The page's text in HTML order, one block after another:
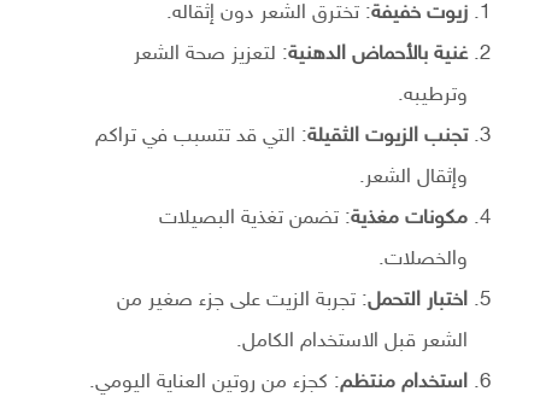
زيوت خفيفة: تخترق الشعر دون إثقاله.
غنية بالأحماض الدهنية: لتعزيز صحة الشعر
وترطيبه.
تجنب الزيوت الثقيلة: التي قد تتسبب في تراكم
وإثقال الشعر.
مكونات مغذية: تضمن تغذية البصيلات
والخصلات.
اختبار التحمل: تجربة الزيت على جزء صغير من
الشعر قبل الاستخدام الكامل.
استخدام منتظم: كجزء من روتين العناية اليومي.